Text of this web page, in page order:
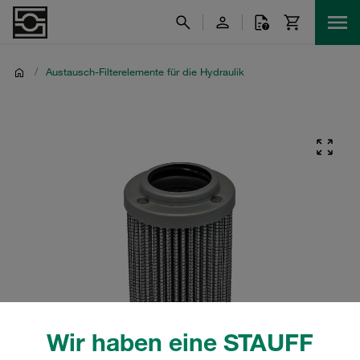
Wir haben eine STAUFF
/ Austausch-Filterelemente für die Hydraulik